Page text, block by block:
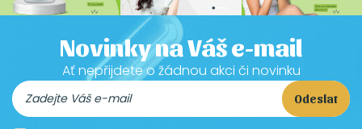
Novinky na Váš e-mail
Ať nepřijdete o žádnou akci či novinku
Odeslat